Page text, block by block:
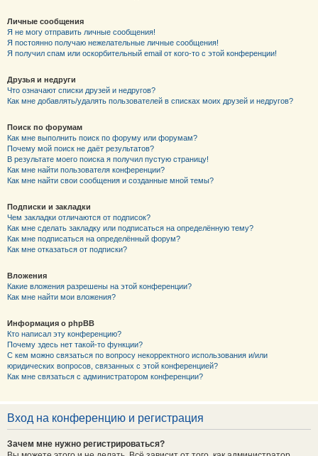
Личные сообщения
Я не могу отправить личные сообщения!
Я постоянно получаю нежелательные личные сообщения!
Я получил спам или оскорбительный email от кого-то с этой конференции!
Друзья и недруги
Что означают списки друзей и недругов?
Как мне добавлять/удалять пользователей в списках моих друзей и недругов?
Поиск по форумам
Как мне выполнить поиск по форуму или форумам?
Почему мой поиск не даёт результатов?
В результате моего поиска я получил пустую страницу!
Как мне найти пользователя конференции?
Как мне найти свои сообщения и созданные мной темы?
Подписки и закладки
Чем закладки отличаются от подписок?
Как мне сделать закладку или подписаться на определённую тему?
Как мне подписаться на определённый форум?
Как мне отказаться от подписки?
Вложения
Какие вложения разрешены на этой конференции?
Как мне найти мои вложения?
Информация о phpBB
Кто написал эту конференцию?
Почему здесь нет такой-то функции?
С кем можно связаться по вопросу некорректного использования и/или
юридических вопросов, связанных с этой конференцией?
Как мне связаться с администратором конференции?
Вход на конференцию и регистрация
Зачем мне нужно регистрироваться?